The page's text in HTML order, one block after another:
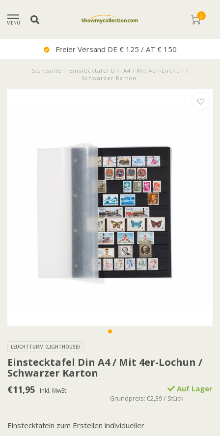
MENU
0
Freier Versand DE € 125 / AT € 150
Startseite
Einstecktafel Din A4 / Mit 4er-Lochun /
Schwarzer Karton
LEUCHTTURM (LIGHTHOUSE)
Einstecktafel Din A4 / Mit 4er-Lochun /
Schwarzer Karton
€11,95 Inkl. MwSt. Auf Lager
Grundpreis: €2,39 / Stück
Einstecktafeln zum Erstellen individueller